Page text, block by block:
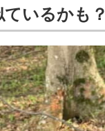
いるかも？